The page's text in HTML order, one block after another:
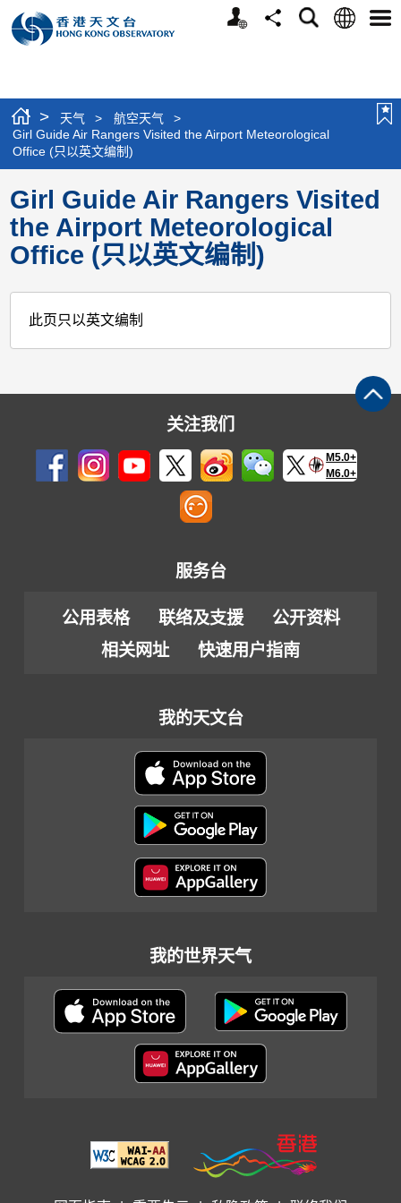
个
分
搜
语
选
> 天气 > 航空天气
>
Girl Guide Air Rangers Visited the Airport Meteorological
Office (只以英文编制)
Girl Guide Air Rangers Visited
the Airport Meteorological
Office (只以英文编制)
此页只以英文编制
关注我们
M5.0+
M6.0+
服务台
公用表格 联络及支援
公开资料
相关网址
快速用户指南
我的天文台
我的世界天气